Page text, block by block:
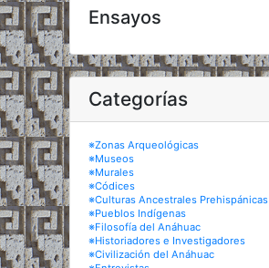
Ensayos
Categorías
※Zonas Arqueológicas
※Museos
※Murales
※Códices
※Culturas Ancestrales Prehispánicas
※Pueblos Indígenas
※Filosofía del Anáhuac
※Historiadores e Investigadores
※Civilización del Anáhuac